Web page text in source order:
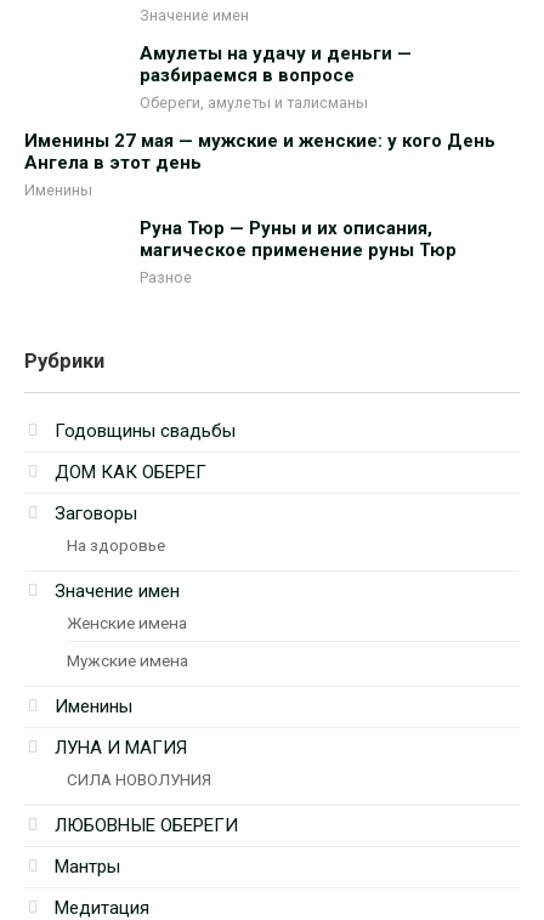
Значение имен
Амулеты на удачу и деньги —
разбираемся в вопросе
Обереги, амулеты и талисманы
Именины 27 мая — мужские и женские: у кого День
Ангела в этот день
Именины
Руна Тюр — Руны и их описания,
магическое применение руны Тюр
Разное
Рубрики
Годовщины свадьбы
ДОМ КАК ОБЕРЕГ
Заговоры
На здоровье
Значение имен
Женские имена
Мужские имена
Именины
ЛУНА И МАГИЯ
СИЛА НОВОЛУНИЯ
ЛЮБОВНЫЕ ОБЕРЕГИ
Мантры
Медитация